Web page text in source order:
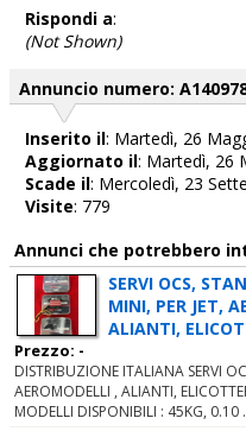
Rispondi a:
(Not Shown)
Annuncio numero:
Inserito il: Martedì, 26
Aggiornato il: Martedì, 26
Scade il: Mercoledì, 23
Visite: 779
Annunci che potrebbero
SERVI OCS,
MINI, PER JET,
ALIANTI,
Prezzo: -
DISTRIBUZIONE ITALIANA SERVI
AEROMODELLI , ALIANTI,
MODELLI DISPONIBILI : 45KG, 0.10